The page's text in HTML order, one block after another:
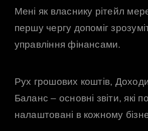
Мені як власнику рітейл
першу чергу допоміг
управління фінансами.
Рух грошових коштів,
Баланс – основні звіти, які
налаштовані в кожному